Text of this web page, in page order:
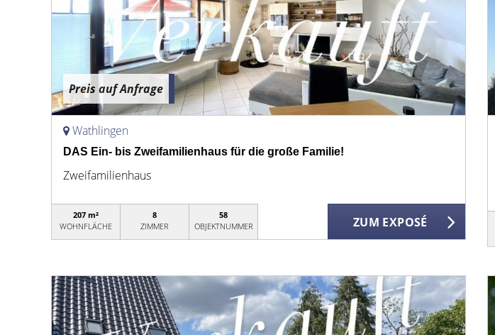
Preis auf Anfrage
Wathlingen
DAS Ein- bis Zweifamilienhaus für die große Familie!
Zweifamilienhaus
207 m²
WOHNFLÄCHE
8
ZIMMER
58
OBJEKTNUMMER
ZUM EXPOSÉ